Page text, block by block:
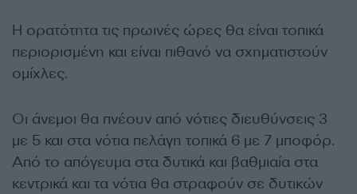
Η ορατότητα τις πρωινές ώρες θα είναι τοπικά
περιορισμένη και είναι πιθανό να σχηματιστούν
ομίχλες.
Οι άνεμοι θα πνέουν από νότιες διευθύνσεις 3
με 5 και στα νότια πελάγη τοπικά 6 με 7 μποφόρ.
Από το απόγευμα στα δυτικά και βαθμιαία στα
κεντρικά και τα νότια θα στραφούν σε δυτικών